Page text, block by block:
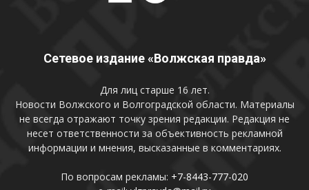
Сетевое издание «Волжская правда»
Для лиц старше 16 лет.
Новости Волжского и Волгоградской области. Материалы
не всегда отражают точку зрения редакции. Редакция не
несет ответственности за объективность рекламной
информации и мнения, высказанные в комментариях.
По вопросам рекламы: +7-8443-777-020